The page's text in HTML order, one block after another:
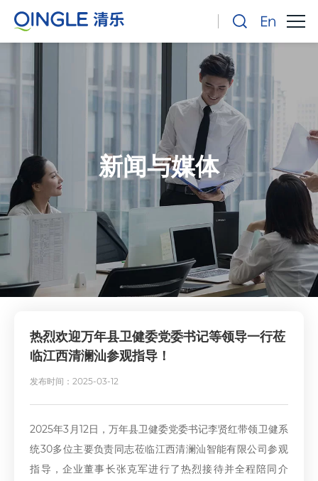
新闻与媒体
热烈欢迎万年县卫健委党委书记等领导一行莅
临江西清澜汕参观指导！
发布时间：2025-03-12
2025年3月12日，万年县卫健委党委书记李贤红带领卫健系
统30多位主要负责同志莅临江西清澜汕智能有限公司参观
指导，企业董事长张克军进行了热烈接待并全程陪同介